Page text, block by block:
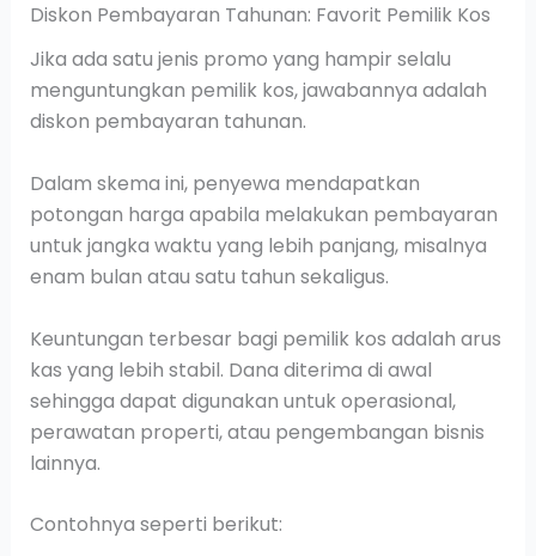
Diskon Pembayaran Tahunan: Favorit Pemilik Kos
Jika ada satu jenis promo yang hampir selalu
menguntungkan pemilik kos, jawabannya adalah
diskon pembayaran tahunan.
Dalam skema ini, penyewa mendapatkan
potongan harga apabila melakukan pembayaran
untuk jangka waktu yang lebih panjang, misalnya
enam bulan atau satu tahun sekaligus.
Keuntungan terbesar bagi pemilik kos adalah arus
kas yang lebih stabil. Dana diterima di awal
sehingga dapat digunakan untuk operasional,
perawatan properti, atau pengembangan bisnis
lainnya.
Contohnya seperti berikut: